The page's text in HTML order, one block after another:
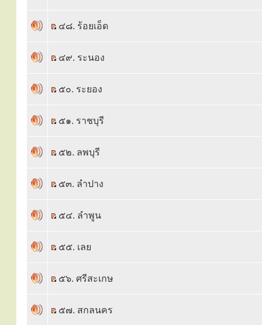
๔๘. ร้อยเอ็ด
๔๙. ระนอง
๕๐. ระยอง
๕๑. ราชบุรี
๕๒. ลพบุรี
๕๓. ลำปาง
๕๔. ลำพูน
๕๕. เลย
๕๖. ศรีสะเกษ
๕๗. สกลนคร